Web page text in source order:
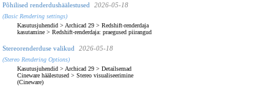
Põhilised renderdushäälestused 2026-05-18
(Basic Rendering settings)
Kasutusjuhendid > Archicad 29 > Redshift-renderdaja
kasutamine > Redshift-renderdaja: praegused piirangud
Stereorenderduse valikud 2026-05-18
(Stereo Rendering Options)
Kasutusjuhendid > Archicad 29 > Detailsemad
Cineware häälestused > Stereo visualiseerimine
(Cineware)